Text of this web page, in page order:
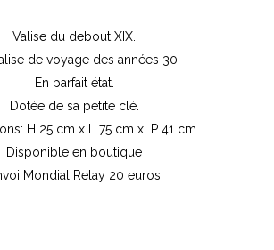
Valise du debout XIX.
de voyage des années 30.
En parfait état.
Dotée de sa petite clé.
H 25 cm x L 75 cm x P 41 cm
Disponible en boutique
Mondial Relay 20 euros